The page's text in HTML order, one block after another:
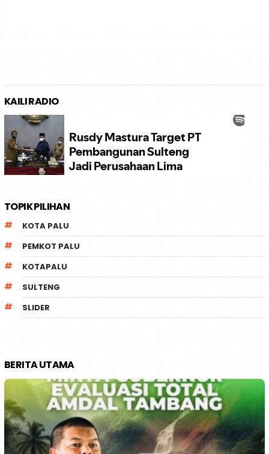
KAILI RADIO
TOPIK PILIHAN
KOTA PALU
PEMKOT PALU
KOTAPALU
SULTENG
SLIDER
BERITA UTAMA